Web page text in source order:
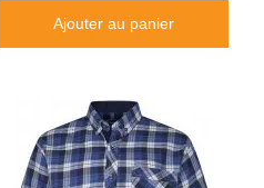
Ajouter au panier